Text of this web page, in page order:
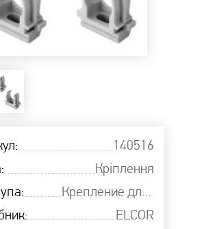
140516
Кріплення
Крепление для труб ELCOR
ЕLCOR